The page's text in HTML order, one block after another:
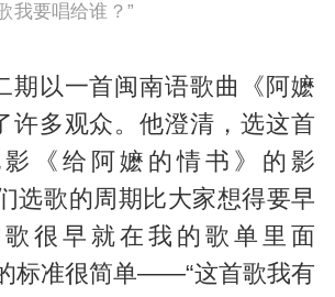
我要唱给谁？”
期以一首闽南语歌曲《阿嬷
许多观众。他澄清，选这首
《给阿嬷的情书》的影
选歌的周期比大家想得要早
很早就在我的歌单里面
标准很简单——“这首歌我有